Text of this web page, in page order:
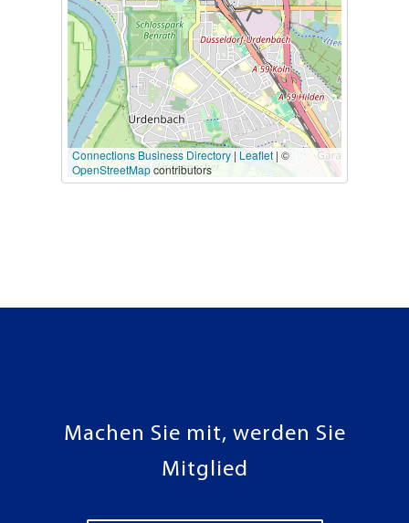
Connections Business Directory | Leaflet | ©
OpenStreetMapcontributors
Machen Sie mit, werden Sie
Mitglied